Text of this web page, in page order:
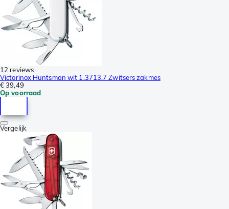
12 reviews
Victorinox Huntsman wit 1.3713.7 Zwitsers zakmes
€ 39,49
Op voorraad
Vergelijk